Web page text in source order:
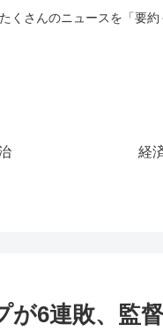
たくさんのニュースを「要
経
が6連敗、監